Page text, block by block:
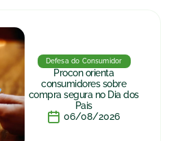
Defesa do Consumidor
Procon orienta
consumidores sobre
compra segura no Dia dos
Pais
06/08/2026